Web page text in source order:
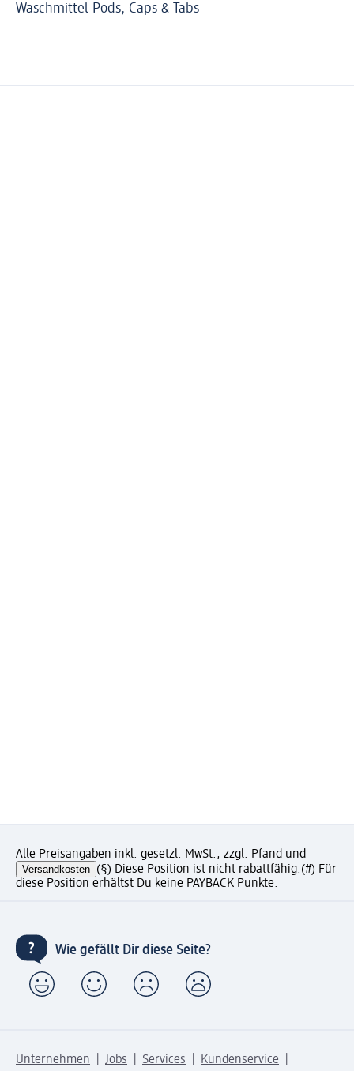
Waschmittel Pods, Caps & Tabs
Alle Preisangaben inkl. gesetzl. MwSt., zzgl. Pfand und
Versandkosten (§) Diese Position ist nicht rabattfähig.(#) Für
diese Position erhältst Du keine PAYBACK Punkte.
Wie gefällt Dir diese Seite?
Unternehmen Jobs Services
Kundenservice